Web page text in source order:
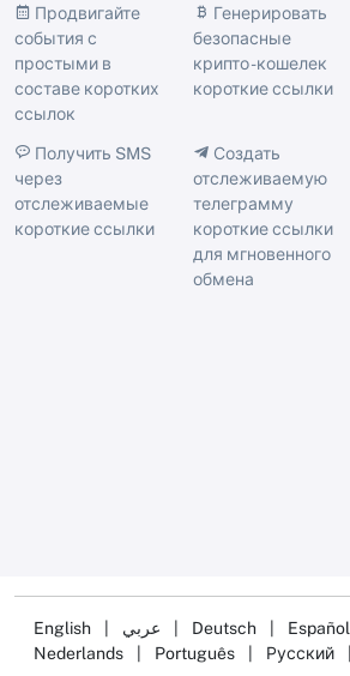
Продвигайте
события с
простыми в
составе коротких
ссылок
Генерировать
безопасные
крипто -кошелек
короткие ссылки
Получить SMS
через
отслеживаемые
короткие ссылки
Создать
отслеживаемую
телеграмму
короткие ссылки
для мгновенного
обмена
English Deutsch Español
Nederlands
Português Русский